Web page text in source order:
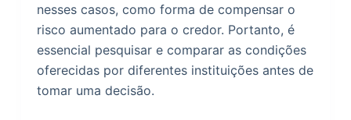
nesses casos, como forma de compensar o
risco aumentado para o credor. Portanto, é
essencial pesquisar e comparar as condições
oferecidas por diferentes instituições antes de
tomar uma decisão.